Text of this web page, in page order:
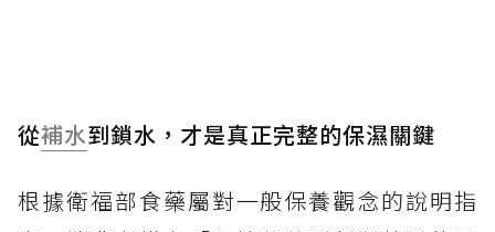
從補水到鎖水，才是真正完整的保濕關鍵
根據衛福部食藥屬對一般保養觀念的說明指